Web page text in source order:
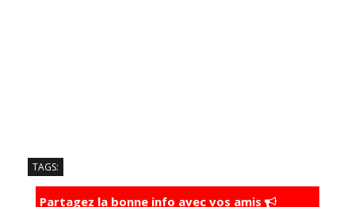
TAGS:
Partagez la bonne info avec vos amis